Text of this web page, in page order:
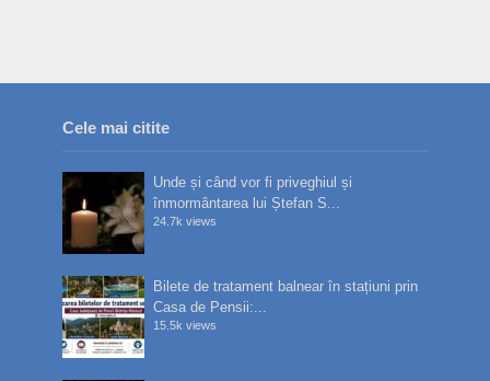
Cele mai citite
Unde și când vor fi priveghiul și
înmormântarea lui Ștefan S...
24.7k views
Bilete de tratament balnear în stațiuni prin
Casa de Pensii:...
15.5k views